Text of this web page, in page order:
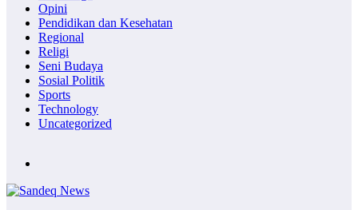
Opini
Pendidikan dan Kesehatan
Regional
Religi
Seni Budaya
Sosial Politik
Sports
Technology
Uncategorized